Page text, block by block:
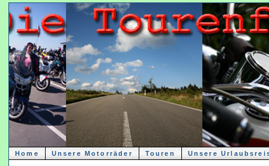
Home Unsere Motorräder Touren Unsere